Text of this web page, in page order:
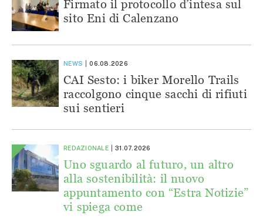
Firmato il protocollo d’intesa sul
sito Eni di Calenzano
NEWS 06.08.2026
CAI Sesto: i biker Morello Trails
raccolgono cinque sacchi di rifiuti
sui sentieri
REDAZIONALE 31.07.2026
Uno sguardo al futuro, un altro
alla sostenibilità: il nuovo
appuntamento con “Estra Notizie”
vi spiega come